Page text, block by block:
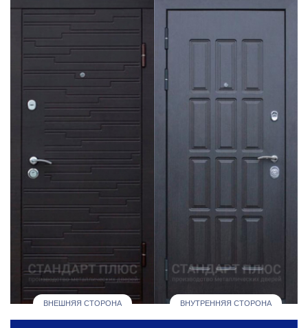
ВНЕШНЯЯ СТОРОНА ВНУТРЕННЯЯ СТОРОНА